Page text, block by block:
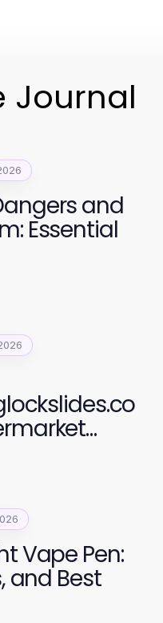
Journal
and
Essential
Vape Pen:
and Best